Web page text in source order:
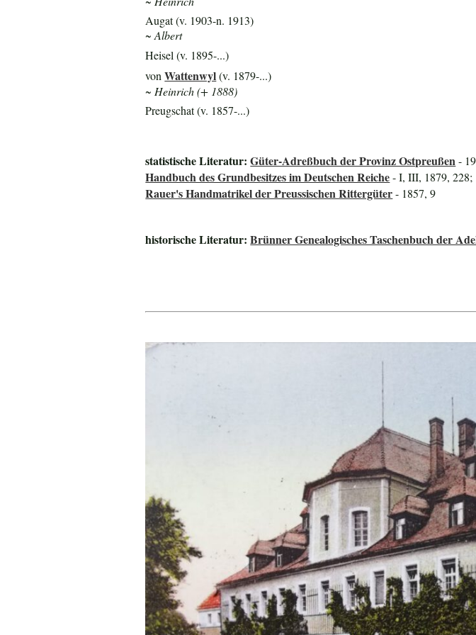
Augat (v. 1903-n. 1913)
~ Albert
Heisel (v. 1895-...)
vonWattenwyl(v. 1879-...)
~ Heinrich (+ 1888)
Preugschat (v. 1857-...)
statistische Literatur:Güter-Adreßbuch der Provinz Ostpreußen-
Handbuch des Grundbesitzes im Deutschen Reiche- I, III, 1879, 228;
Rauer's Handmatrikel der Preussischen Rittergüter- 1857, 9
historische Literatur:Brünner Genealogisches Taschenbuch der